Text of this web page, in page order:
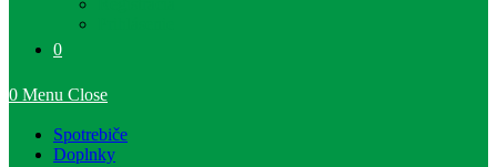
0
0 Menu Close
Spotrebiče
Doplnky